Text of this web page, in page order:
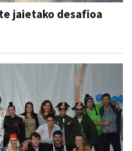
jaietako desafioa